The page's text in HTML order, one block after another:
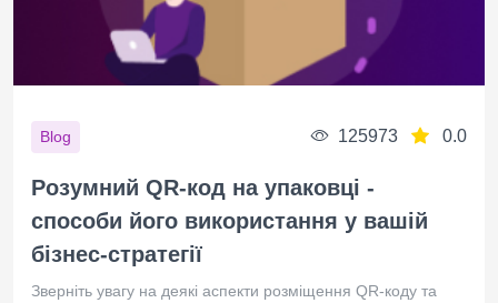
Blog 125973 0.0
Розумний QR-код на упаковці -
способи його використання у вашій
бізнес-стратегії
Зверніть увагу на деякі аспекти розміщення QR-коду та